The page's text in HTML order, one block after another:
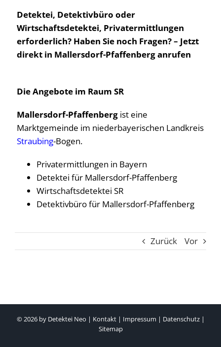
Detektei, Detektivbüro oder
Wirtschaftsdetektei, Privatermittlungen
erforderlich? Haben Sie noch Fragen? – Jetzt
direkt in Mallersdorf-Pfaffenberg anrufen
Die Angebote im Raum SR
Mallersdorf-Pfaffenberg ist eine
Marktgemeinde im niederbayerischen Landkreis
Straubing-Bogen.
Privatermittlungen in Bayern
Detektei für Mallersdorf-Pfaffenberg
Wirtschaftsdetektei SR
Detektivbüro für Mallersdorf-Pfaffenberg
Zurück Vor
© 2026 by Detektei Neo | Kontakt| Impressum | Datenschutz|
Sitemap